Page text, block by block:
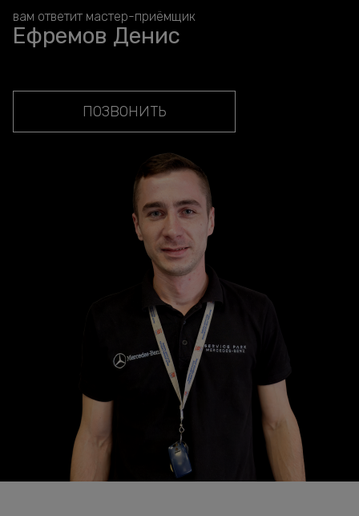
вам ответит мастер-приёмщик
Ефремов Денис
ПОЗВОНИТЬ